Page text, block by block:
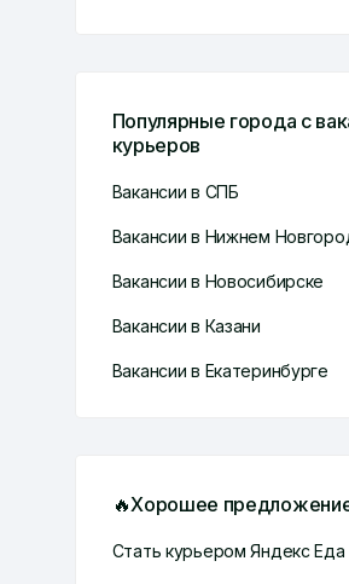
Популярные города с
курьеров
Вакансии в СПБ
Вакансии в Нижнем
Вакансии в Новосибирске
Вакансии в Казани
Вакансии в Екатеринбурге
🔥Хорошее
Стать курьером Яндекс Еда